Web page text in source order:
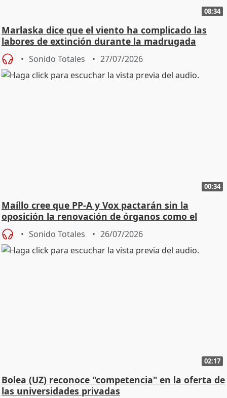
08:34
Marlaska dice que el viento ha complicado las
labores de extinción durante la madrugada
Sonido Totales 27/07/2026
00:34
Maíllo cree que PP-A y Vox pactarán sin la
oposición la renovación de órganos como el
Defensor
Sonido Totales 26/07/2026
02:17
Bolea (UZ) reconoce "competencia" en la oferta de
las universidades privadas